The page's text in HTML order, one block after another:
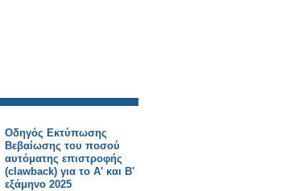
Οδηγός Εκτύπωσης
Βεβαίωσης του ποσού
αυτόματης επιστροφής
(clawback) για το Α' και Β'
εξάμηνο 2025